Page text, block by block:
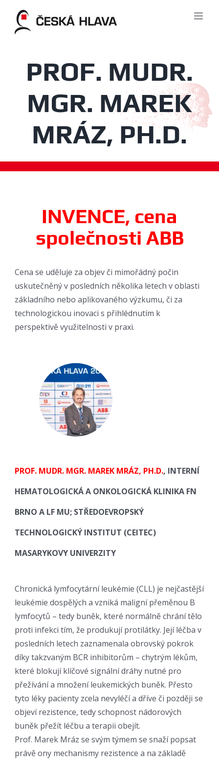
content
PROF. MUDR.
MGR. MAREK
MRÁZ, PH.D.
INVENCE, cena
společnosti ABB
Cena se uděluje za objev či mimořádný počin
uskutečněný v posledních několika letech v oblasti
základního nebo aplikovaného výzkumu, či za
technologickou inovaci s přihlédnutím k
perspektivě využitelnosti v praxi.
PROF. MUDR. MGR. MAREK MRÁZ, PH.D., INTERNÍ
HEMATOLOGICKÁ A ONKOLOGICKÁ KLINIKA FN
BRNO A LF MU; STŘEDOEVROPSKÝ
TECHNOLOGICKÝ INSTITUT (CEITEC)
MASARYKOVY UNIVERZITY
Chronická lymfocytární leukémie (CLL) je nejčastější
leukémie dospělých a vzniká maligní přeměnou B
lymfocytů – tedy buněk, které normálně chrání tělo
proti infekci tím, že produkují protilátky. Její léčba v
posledních letech zaznamenala obrovský pokrok
díky takzvaným BCR inhibitorům – chytrým lékům,
které blokují klíčové signální dráhy nutné pro
přežívání a množení leukemických buněk. Přesto
tyto léky pacienty zcela nevyléčí a dříve či později se
objeví rezistence, tedy schopnost nádorových
buněk přežít léčbu a terapii obejít.
Prof. Marek Mráz se svým týmem se snaží popsat
právě ony mechanismy rezistence a na základě